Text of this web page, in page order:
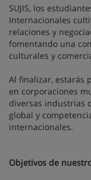
SUJIS, los
Internacionales
relaciones y
fomentando una
culturales y
Al finalizar, estarás
en corporaciones
diversas industrias
global y
internacionales.
Objetivos de